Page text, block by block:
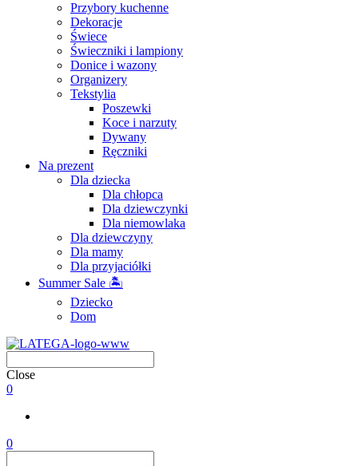
Przybory kuchenne
Dekoracje
Świece
Świeczniki i lampiony
Donice i wazony
Organizery
Tekstylia
Poszewki
Koce i narzuty
Dywany
Ręczniki
Na prezent
Dla dziecka
Dla chłopca
Dla dziewczynki
Dla niemowlaka
Dla dziewczyny
Dla mamy
Dla przyjaciółki
Summer Sale 🏝
Dziecko
Dom
Close
0
0